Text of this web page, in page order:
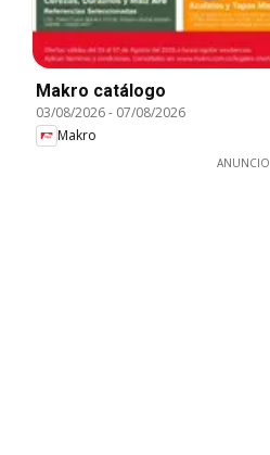
Makro catálogo
03/08/2026- 07/08/2026
Makro
ANUNCIO